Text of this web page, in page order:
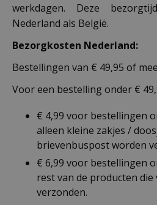
werkdagen. Deze
Nederland als België.
Bezorgkosten Nederland:
Bestellingen van € 49,95 of
Voor een bestelling onder €
€ 4,99 voor bestellingen
alleen kleine zakjes /
brievenbuspost worden
€ 6,99 voor bestellingen
rest van de producten
verzonden.